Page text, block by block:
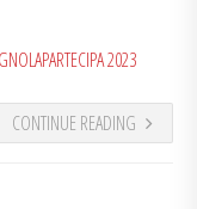
2023
CONTINUE READING